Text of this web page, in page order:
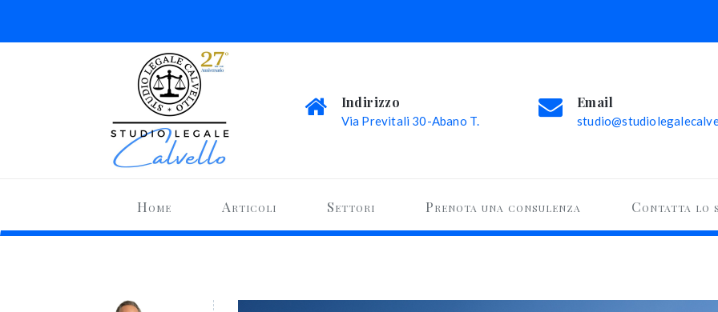
Indirizzo
Via Previtali 30-Abano T.
Email
Home Articoli Settori Prenota una consulenza Contatta lo